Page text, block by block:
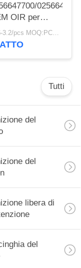
OIR per
di BPW per il
USD2.46-3.2/pcs MOQ:PCS 1000
Tutti
del
del
libera di
del